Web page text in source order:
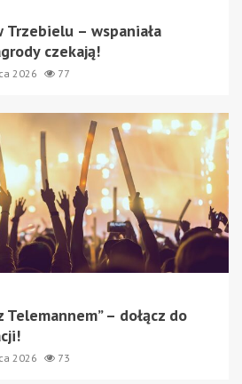
– wspaniała
czekają!
2026 77
– dołącz do
2026 73